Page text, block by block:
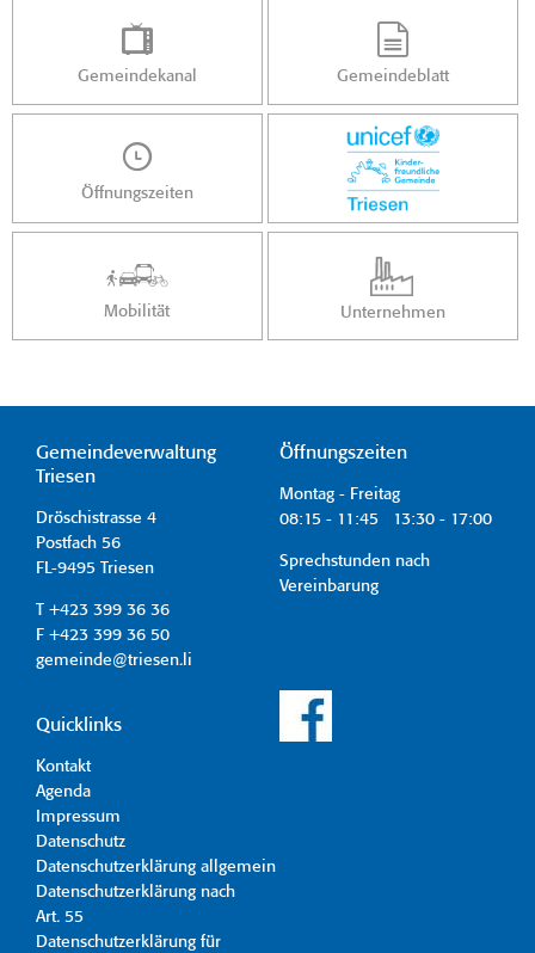
Gemeindekanal Gemeindeblatt
Öffnungszeiten
Mobilität Unternehmen
Gemeindeverwaltung
Triesen
Dröschistrasse 4
Postfach 56
FL-9495 Triesen
T +423 399 36 36
F +423 399 36 50
gemeinde@triesen.li
Öffnungszeiten
Montag - Freitag
08:15 - 11:45 13:30 - 17:00
Sprechstunden nach
Vereinbarung
Quicklinks
Kontakt
Agenda
Impressum
Datenschutz
Datenschutzerklärung allgemein
Datenschutzerklärung nach
Art. 55
Datenschutzerklärung für